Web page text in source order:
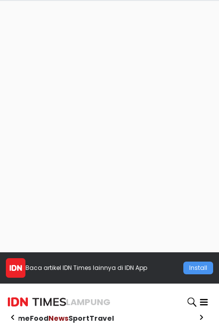
Baca artikel IDN Times lainnya di IDN App Install
LAMPUNG
HomeFoodNewsSportTravel